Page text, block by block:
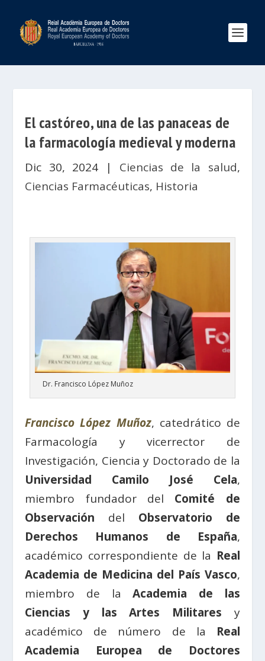
El castóreo, una de las panaceas de
la farmacología medieval y moderna
Dic 30, 2024 | Ciencias de la salud,
Ciencias Farmacéuticas, Historia
Dr. Francisco López Muñoz
Francisco López Muñoz, catedrático de
Farmacología y vicerrector de
Investigación, Ciencia y Doctorado de la
Universidad Camilo José Cela,
miembro fundador del Comité de
Observación del Observatorio de
Derechos Humanos de España,
académico correspondiente de la Real
Academia de Medicina del País Vasco,
miembro de laAcademia de las
Ciencias y las Artes Militares y
académico de número de la Real
Academia Europea de Doctores